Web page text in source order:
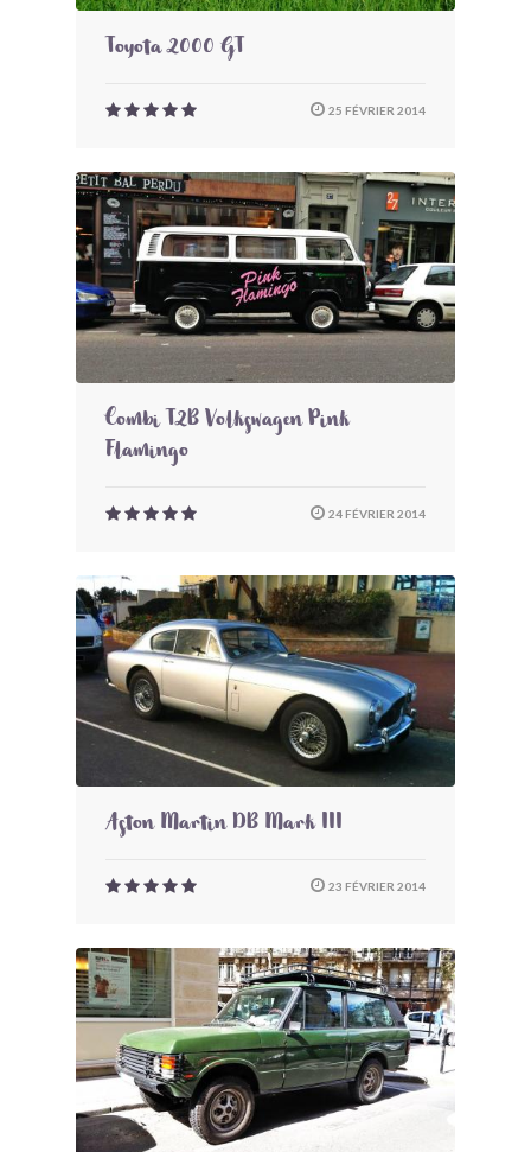
Toyota 2000 GT
25 FÉVRIER 2014
Combi T2B Volkswagen Pink
Flamingo
24 FÉVRIER 2014
Aston Martin DB Mark III
23 FÉVRIER 2014